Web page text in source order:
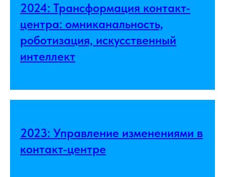
2024: Трансформация контакт-
центра: омниканальность,
роботизация, искусственный
интеллект
2023: Управление изменениями в
контакт-центре